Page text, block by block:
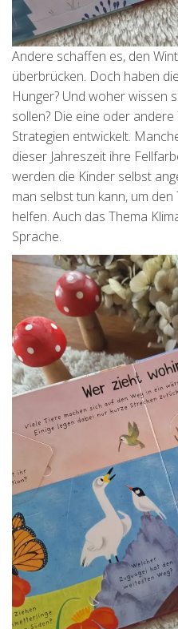
Andere schaffen es, den
überbrücken. Doch haben
Hunger? Und woher wissen
sollen? Die eine oder
Strategien entwickelt.
dieser Jahreszeit ihre
werden die Kinder selbst
man selbst tun kann, um
helfen. Auch das Thema
Sprache.